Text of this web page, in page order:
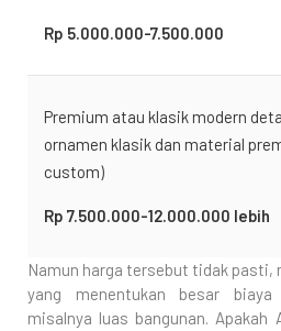
Rp 5.000.000-7.500.000
Premium atau klasik modern
ornamen klasik dan material
custom)
Rp 7.500.000-12.000.000 lebih
Namun harga tersebut tidak pasti,
yang menentukan besar
misalnya luas bangunan. Apakah